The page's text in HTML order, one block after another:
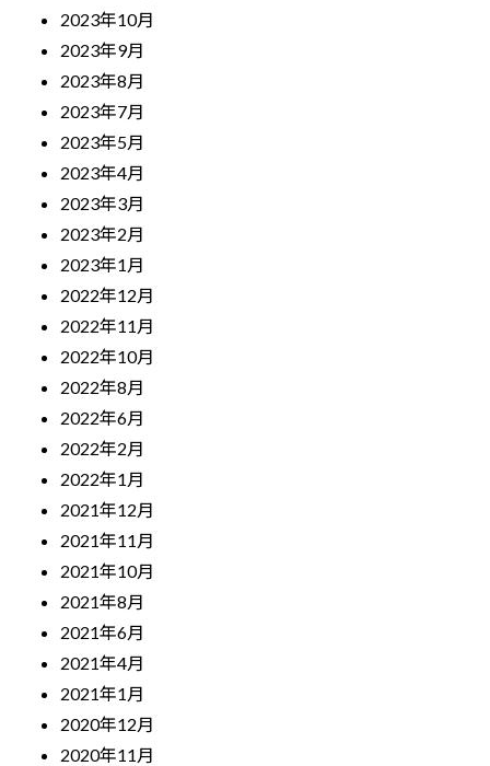
2023年10月
2023年9月
2023年8月
2023年7月
2023年5月
2023年4月
2023年3月
2023年2月
2023年1月
2022年12月
2022年11月
2022年10月
2022年8月
2022年6月
2022年2月
2022年1月
2021年12月
2021年11月
2021年10月
2021年8月
2021年6月
2021年4月
2021年1月
2020年12月
2020年11月